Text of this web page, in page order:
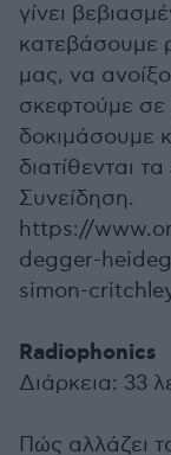
γίνει
κατεβάσουμε
μας, να
σκεφτούμε σε
δοκιμάσουμε
διατίθενται
Συνείδηση.
https://
degger-
simon-
Radiophonics
Διάρκεια: 33
Πώς αλλάζει